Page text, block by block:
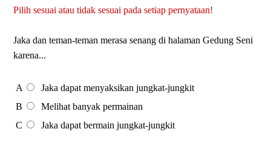
Pilih sesuai atau tidak sesuai pada setiap pernyataan!
Jaka dan teman-teman merasa senang di halaman Gedung Seni
karena...
A
Jaka dapat menyaksikan jungkat-jungkit
B
Melihat banyak permainan
C
Jaka dapat bermain jungkat-jungkit